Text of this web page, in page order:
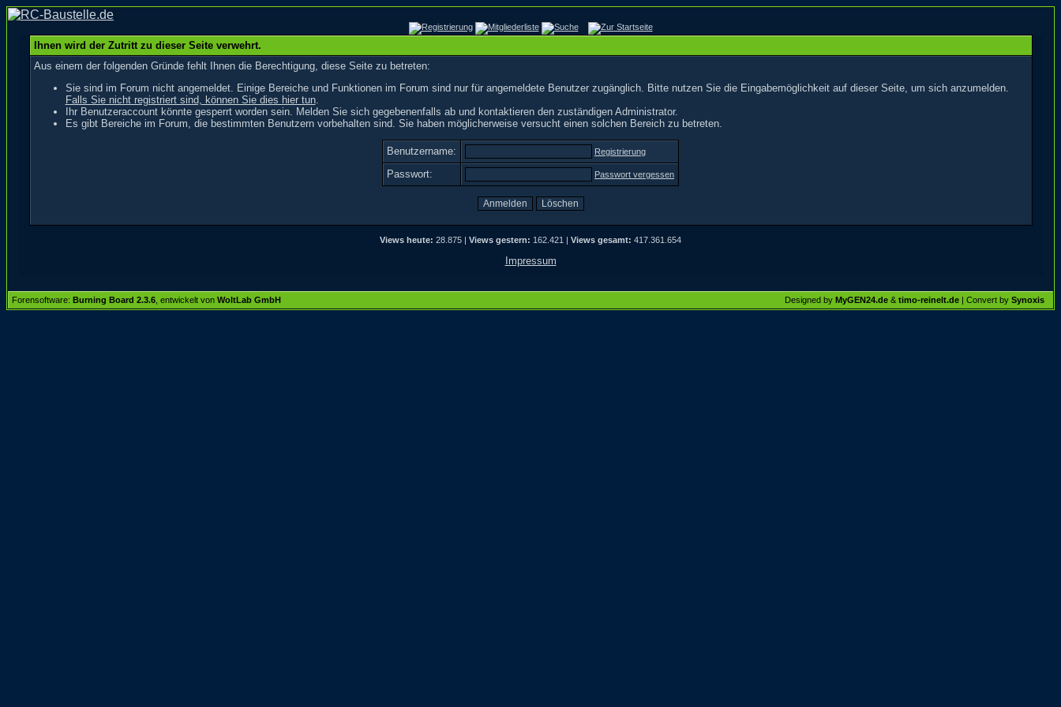
Ihnen wird der Zutritt zu dieser Seite verwehrt.
Aus einem der folgenden Gründe fehlt Ihnen die Berechtigung, diese Seite zu betreten:
Sie sind im Forum nicht angemeldet. Einige Bereiche und Funktionen im Forum sind nur für angemeldete Benutzer zugänglich. Bitte nutzen Sie die Eingabemöglichkeit auf dieser Seite, um sich anzumelden.
Falls Sie nicht registriert sind, können Sie dies hier tun.
Ihr Benutzeraccount könnte gesperrt worden sein. Melden Sie sich gegebenenfalls ab und kontaktieren den zuständigen Administrator.
Es gibt Bereiche im Forum, die bestimmten Benutzern vorbehalten sind. Sie haben möglicherweise versucht einen solchen Bereich zu betreten.
Benutzername: Registrierung
Passwort: Passwort vergessen
Views heute: 28.875 | Views gestern: 162.421 | Views gesamt: 417.361.654
Impressum
Forensoftware: Burning Board 2.3.6 , entwickelt von WoltLab GmbH Designed by MyGEN24.de & timo-reinelt.de | Convert by Synoxis